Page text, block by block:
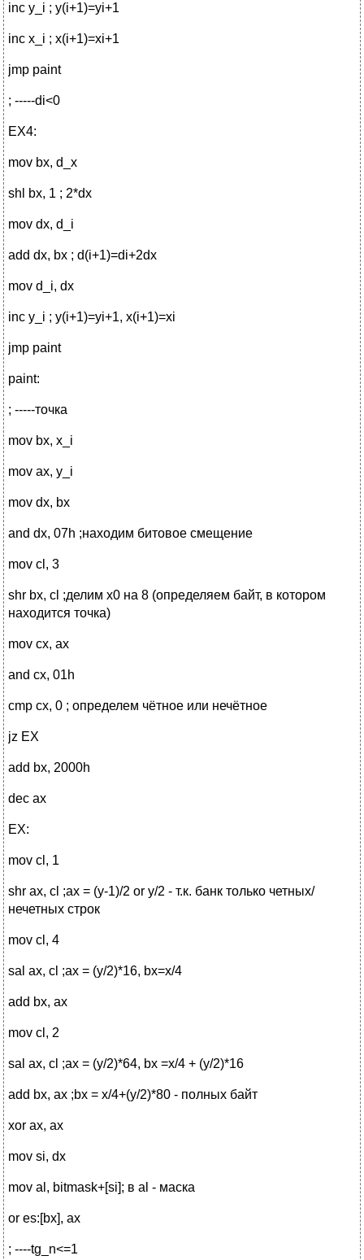
inc y_i ; y(i+1)=yi+1
inc x_i ; x(i+1)=xi+1
jmp paint
; -----di<0
EX4:
mov bx, d_x
shl bx, 1 ; 2*dx
mov dx, d_i
add dx, bx ; d(i+1)=di+2dx
mov d_i, dx
inc y_i ; y(i+1)=yi+1, x(i+1)=xi
jmp paint
paint:
; -----точка
mov bx, x_i
mov ax, y_i
mov dx, bx
and dx, 07h ;находим битовое смещение
mov cl, 3
shr bx, cl ;делим x0 на 8 (определяем байт, в котором
находится точка)
mov cx, ax
and cx, 01h
cmp cx, 0 ; определем чётное или нечётное
jz EX
add bx, 2000h
dec ax
EX:
mov cl, 1
shr ax, cl ;ax = (y-1)/2 or y/2 - т.к. банк только четных/
нечетных строк
mov cl, 4
sal ax, cl ;ax = (y/2)*16, bx=x/4
add bx, ax
mov cl, 2
sal ax, cl ;ax = (y/2)*64, bx =x/4 + (y/2)*16
add bx, ax ;bx = x/4+(y/2)*80 - полных байт
xor ax, ax
mov si, dx
mov al, bitmask+[si]; в al - маска
or es:[bx], ax
; ----tg_n<=1